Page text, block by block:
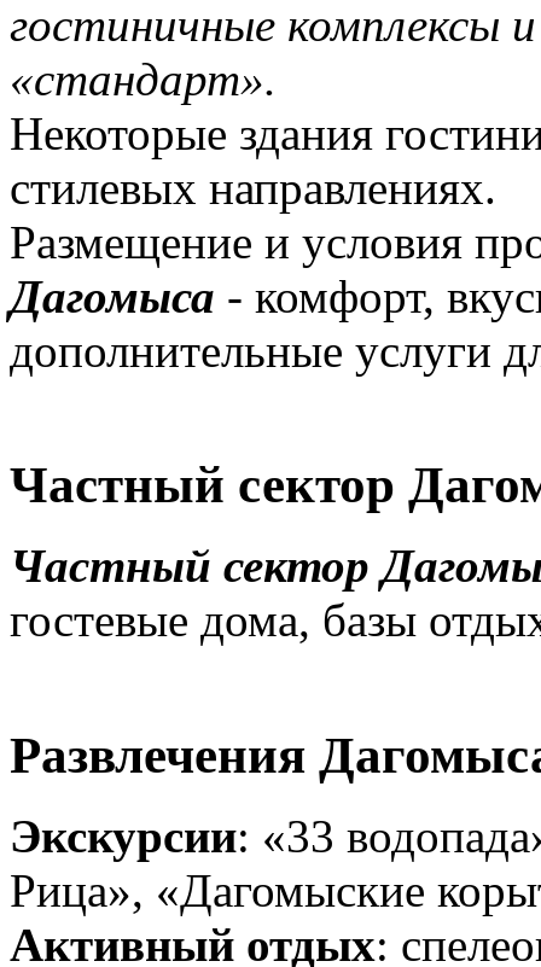
гостиничные комплексы
«стандарт».
Некоторые здания
стилевых направлениях.
Размещение и условия
Дагомыса - комфорт,
дополнительные услуги
Частный сектор
Частный сектор
гостевые дома, базы
Развлечения
Экскурсии: «33
Рица», «Дагомыские
Активный отдых: